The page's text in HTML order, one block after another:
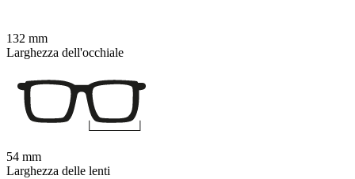
132 mm
Larghezza dell'occhiale
54 mm
Larghezza delle lenti